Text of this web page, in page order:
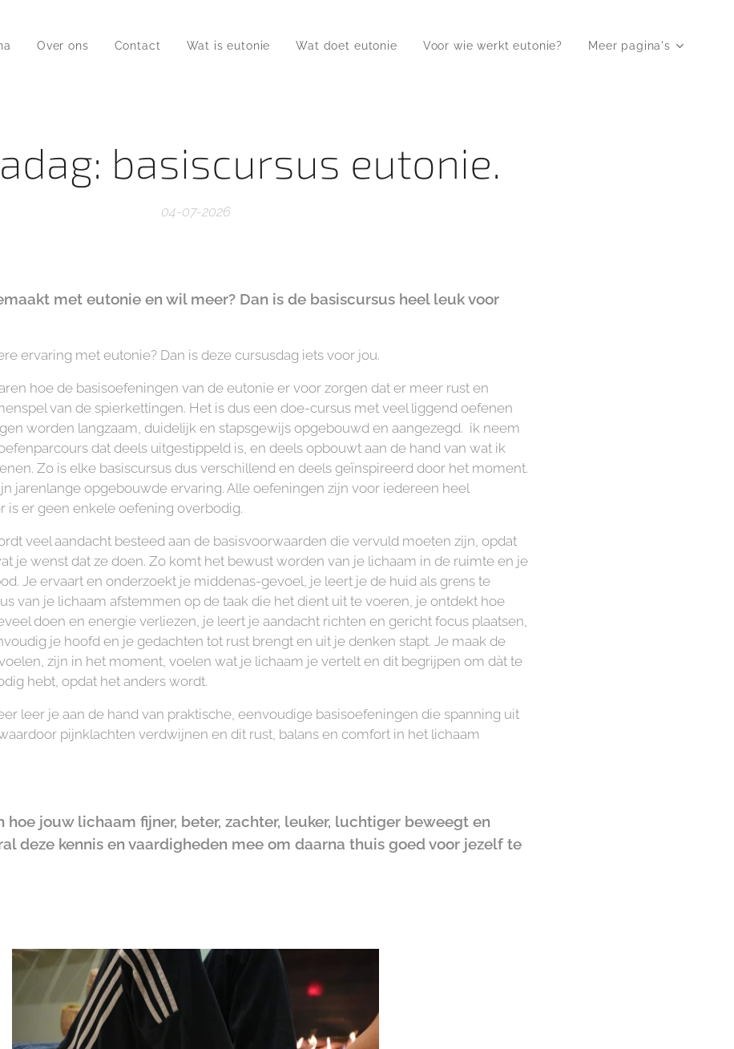
Over ons Contact Wat is eutonie Wat doet eutonie Voor wie werkt eutonie? Meer pagina's
basiscursus eutonie.
04-07-2026
met eutonie en wil meer? Dan is de basiscursus heel leuk voor
ervaring met eutonie? Dan is deze cursusdag iets voor jou.
hoe de basisoefeningen van de eutonie er voor zorgen dat er meer rust en
van de spierkettingen. Het is dus een doe-cursus met veel liggend oefenen
worden langzaam, duidelijk en stapsgewijs opgebouwd en aangezegd. ik neem
dat deels uitgestippeld is, en deels opbouwt aan de hand van wat ik
Zo is elke basiscursus dus verschillend en deels geïnspireerd door het moment.
jarenlange opgebouwde ervaring. Alle oefeningen zijn voor iedereen heel
is er geen enkele oefening overbodig.
veel aandacht besteed aan de basisvoorwaarden die vervuld moeten zijn, opdat
je wenst dat ze doen. Zo komt het bewust worden van je lichaam in de ruimte en je
Je ervaart en onderzoekt je middenas-gevoel, je leert je de huid als grens te
van je lichaam afstemmen op de taak die het dient uit te voeren, je ontdekt hoe
doen en energie verliezen, je leert je aandacht richten en gericht focus plaatsen,
je hoofd en je gedachten tot rust brengt en uit je denken stapt. Je maak de
zijn in het moment, voelen wat je lichaam je vertelt en dit begrijpen om dàt te
hebt, opdat het anders wordt.
leer je aan de hand van praktische, eenvoudige basisoefeningen die spanning uit
pijnklachten verdwijnen en dit rust, balans en comfort in het lichaam
hoe jouw lichaam fijner, beter, zachter, leuker, luchtiger beweegt en
deze kennis en vaardigheden mee om daarna thuis goed voor jezelf te